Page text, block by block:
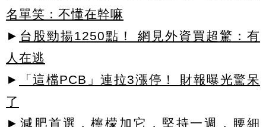
名單笑：不懂在幹嘛
► 台股勁揚1250點！ 網見外資買超驚：有
人在逃
►
「這檔PCB」連拉3漲停！ 財報曝光驚呆
了
►減肥首選，檸檬加它，堅持一週，腰細